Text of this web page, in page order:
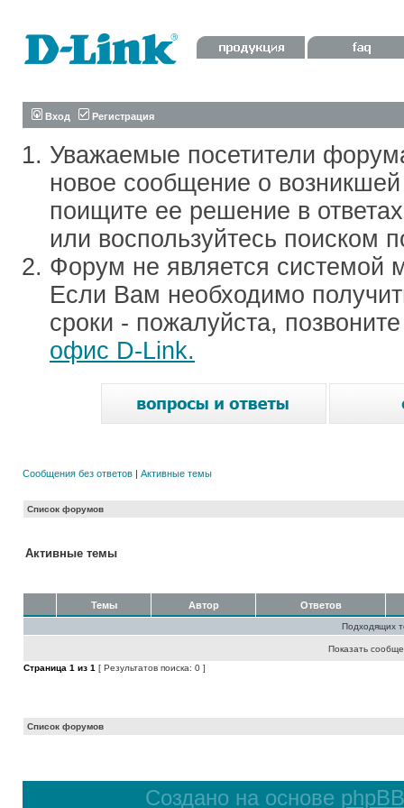
Вход Регистрация
Уважаемые посетители
новое сообщение о
поищите ее решение в
или воспользуйтесь поиском
Форум не является системой
Если Вам необходимо
сроки - пожалуйста,
офис D-Link.
Сообщения без ответов | Активные темы
Список форумов
Активные темы
Темы Автор Ответов
Подходящих
Показать
Страница 1 из 1 [ Результатов поиска: 0 ]
Список форумов
Создано на основе phpBB